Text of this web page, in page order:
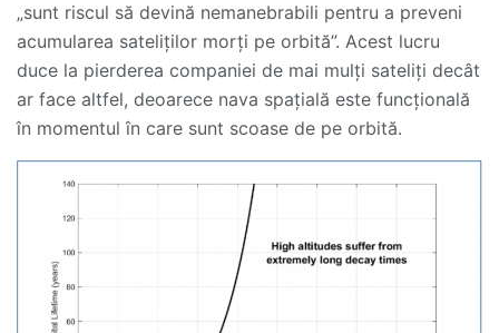
„sunt riscul să devină nemanebrabili pentru a preveni
acumularea sateliților morți pe orbită”. Acest lucru
duce la pierderea companiei de mai mulți sateliți decât
ar face altfel, deoarece nava spațială este funcțională
în momentul în care sunt scoase de pe orbită.